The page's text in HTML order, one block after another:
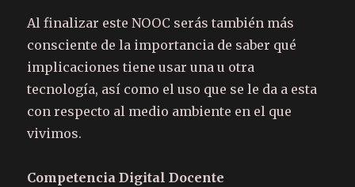
Al finalizar este NOOC serás también más
consciente de la importancia de saber qué
implicaciones tiene usar una u otra
tecnología, así como el uso que se le da a esta
con respecto al medio ambiente en el que
vivimos.
Competencia Digital Docente